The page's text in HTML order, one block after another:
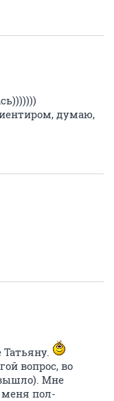
думаю,
Татьяну.
вопрос, во
Мне
меня пол-